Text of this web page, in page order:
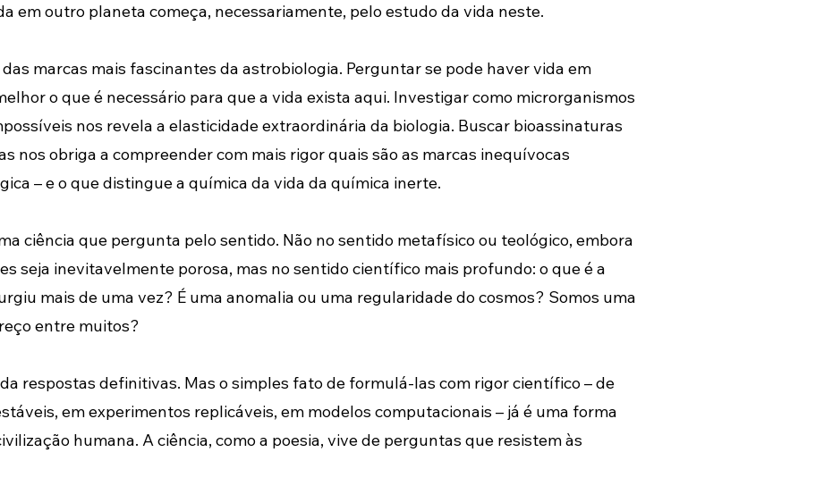
em outro planeta começa, necessariamente, pelo estudo da vida neste.
marcas mais fascinantes da astrobiologia. Perguntar se pode haver vida em
o que é necessário para que a vida exista aqui. Investigar como microrganismos
nos revela a elasticidade extraordinária da biologia. Buscar bioassinaturas
nos obriga a compreender com mais rigor quais são as marcas inequívocas
– e o que distingue a química da vida da química inerte.
ciência que pergunta pelo sentido. Não no sentido metafísico ou teológico, embora
seja inevitavelmente porosa, mas no sentido científico mais profundo: o que é a
mais de uma vez? É uma anomalia ou uma regularidade do cosmos? Somos uma
entre muitos?
respostas definitivas. Mas o simples fato de formulá-las com rigor científico – de
em experimentos replicáveis, em modelos computacionais – já é uma forma
humana. A ciência, como a poesia, vive de perguntas que resistem às